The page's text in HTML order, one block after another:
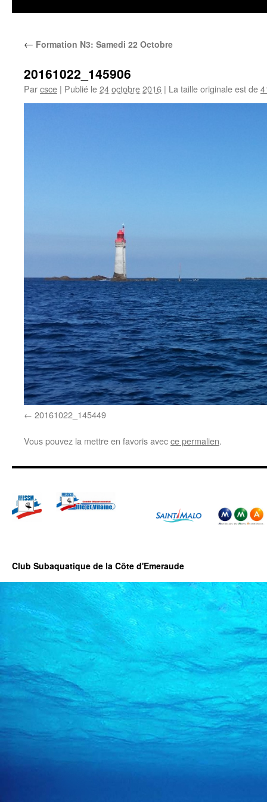
← Formation N3: Samedi 22 Octobre
20161022_145906
Parcsce | Publié le24 octobre 2016 | La taille originale est de
20161022_145449
Vous pouvez la mettre en favoris avecce permalien.
Club Subaquatique de la Côte d'Emeraude